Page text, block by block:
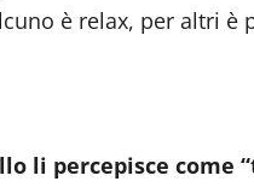
è relax, per altri è
li percepisce come